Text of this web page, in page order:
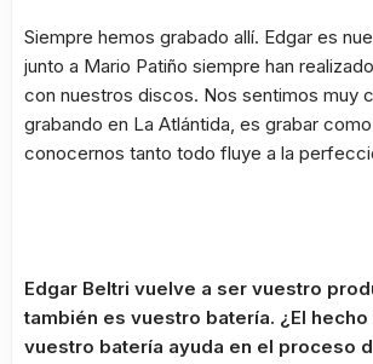
Siempre hemos grabado allí. Edgar es
junto a Mario Patiño siempre han
con nuestros discos. Nos sentimos muy
grabando en La Atlántida, es grabar
conocernos tanto todo fluye a la
Edgar Beltri vuelve a ser vuestro
también es vuestro batería. ¿El hecho
vuestro batería ayuda en el proceso